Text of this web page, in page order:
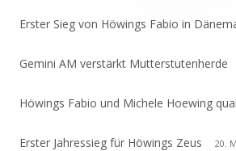
Erster Sieg von Höwings Fabio in
Gemini AM verstärkt Mutterstutenherde
Höwings Fabio und Michele Hoewing
Erster Jahressieg für Höwings Zeus 20.